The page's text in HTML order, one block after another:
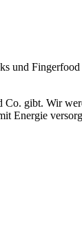
und
gibt. Wir
Energie